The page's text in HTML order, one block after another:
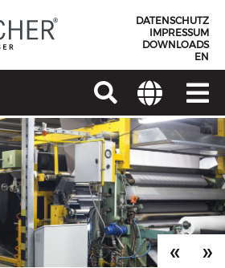
DATENSCHUTZ
IMPRESSUM
DOWNLOADS
EN
« »